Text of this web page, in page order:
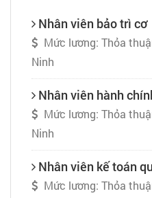
Nhân viên bảo trì cơ
Mức lương: Thỏa
Ninh
Nhân viên hành
Mức lương: Thỏa
Ninh
Nhân viên kế toán
Mức lương: Thỏa